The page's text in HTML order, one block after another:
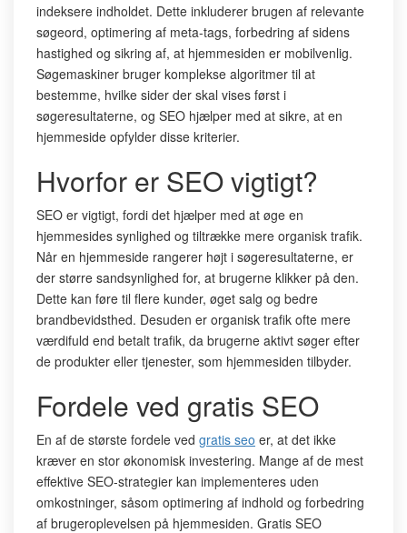
indeksere indholdet. Dette inkluderer brugen af relevante
søgeord, optimering af meta-tags, forbedring af sidens
hastighed og sikring af, at hjemmesiden er mobilvenlig.
Søgemaskiner bruger komplekse algoritmer til at
bestemme, hvilke sider der skal vises først i
søgeresultaterne, og SEO hjælper med at sikre, at en
hjemmeside opfylder disse kriterier.
Hvorfor er SEO vigtigt?
SEO er vigtigt, fordi det hjælper med at øge en
hjemmesides synlighed og tiltrække mere organisk trafik.
Når en hjemmeside rangerer højt i søgeresultaterne, er
der større sandsynlighed for, at brugerne klikker på den.
Dette kan føre til flere kunder, øget salg og bedre
brandbevidsthed. Desuden er organisk trafik ofte mere
værdifuld end betalt trafik, da brugerne aktivt søger efter
de produkter eller tjenester, som hjemmesiden tilbyder.
Fordele ved gratis SEO
En af de største fordele ved gratis seo er, at det ikke
kræver en stor økonomisk investering. Mange af de mest
effektive SEO-strategier kan implementeres uden
omkostninger, såsom optimering af indhold og forbedring
af brugeroplevelsen på hjemmesiden. Gratis SEO